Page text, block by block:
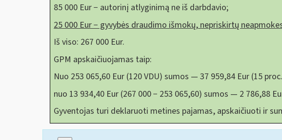
85 000 Eur − autorinį atlyginimą ne iš darbdavio;
25 000 Eur − gyvybės draudimo išmokų, nepriskirtų
Iš viso: 267 000 Eur.
GPM apskaičiuojamas taip:
Nuo 253 065,60 Eur (120 VDU) sumos — 37 959,84 Eur (15
nuo 13 934,40 Eur (267 000 − 253 065,60) sumos — 2 786,88
Gyventojas turi deklaruoti metines pajamas, apskaičiuoti ir